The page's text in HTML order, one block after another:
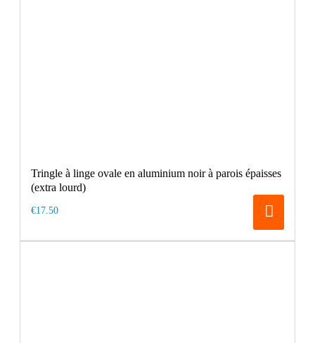
Tringle à linge ovale en aluminium noir à parois épaisses
(extra lourd)
€17.50